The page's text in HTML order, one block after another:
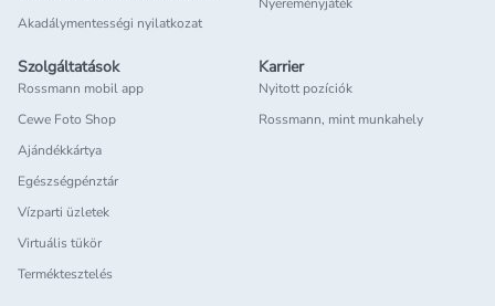
Akadálymentességi nyilatkozat
Nyereményjáték
Szolgáltatások
Rossmann mobil app
Cewe Foto Shop
Ajándékkártya
Egészségpénztár
Vízparti üzletek
Virtuális tükör
Terméktesztelés
Karrier
Nyitott pozíciók
Rossmann, mint munkahely